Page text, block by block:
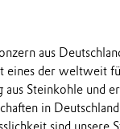
aus
eines der weltweit
Steinkohle und
in